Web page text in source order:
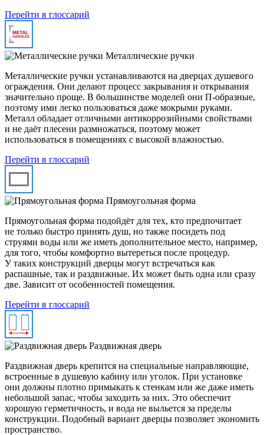
Перейти в глоссарий
Металлические ручки
Металлические ручки устанавливаются на дверцах душевого
ограждения. Они делают процесс закрывания и открывания
значительно проще. В большинстве моделей они П-образные,
поэтому ими легко пользоваться даже мокрыми руками.
Металл обладает отличными антикоррозийными свойствами
и не даёт плесени размножаться, поэтому может
использоваться в помещениях с высокой влажностью.
Перейти в глоссарий
Прямоугольная форма
Прямоугольная форма подойдёт для тех, кто предпочитает
не только быстро принять душ, но также посидеть под
струями воды или же иметь дополнительное место, например,
для того, чтобы комфортно вытереться после процедур.
У таких конструкций дверцы могут встречаться как
распашные, так и раздвижные. Их может быть одна или сразу
две. Зависит от особенностей помещения.
Перейти в глоссарий
Раздвижная дверь
Раздвижная дверь крепится на специальные направляющие,
встроенные в душевую кабину или уголок. При установке
они должны плотно примыкать к стенкам или же даже иметь
небольшой запас, чтобы заходить за них. Это обеспечит
хорошую герметичность, и вода не выльется за пределы
конструкции. Подобный вариант дверцы позволяет экономить
пространство.